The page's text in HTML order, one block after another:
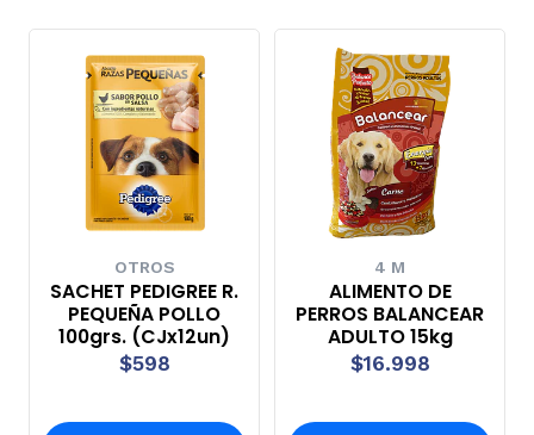
OTROS
SACHET PEDIGREE R.
PEQUEÑA POLLO
100grs. (CJx12un)
$598
4 M
ALIMENTO DE
PERROS BALANCEAR
ADULTO 15kg
$16.998